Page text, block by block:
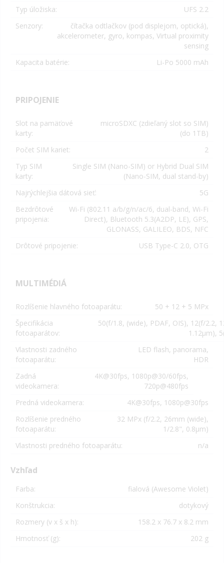
Typ úložiska:
UFS 2.2
Senzory:
čítačka odtlačkov (pod displejom, optická),
akcelerometer, gyro, kompas, Virtual proximity
sensing
Kapacita batérie:
Li-Po 5000 mAh
PRIPOJENIE
Slot na pamäťové
karty:
microSDXC (zdieľaný slot so SIM)
(do 1TB)
Počet SIM kariet:
2
Typ SIM
karty:
Single SIM (Nano-SIM) or Hybrid Dual SIM
(Nano-SIM, dual stand-by)
Najrýchlejšia dátová sieť:
5G
Bezdrôtové
pripojenia:
Wi-Fi (802.11 a/b/g/n/ac/6, dual-band, Wi-Fi
Direct), Bluetooth 5.3(A2DP, LE), GPS,
GLONASS, GALILEO, BDS, NFC
Drôtové pripojenie:
USB Type-C 2.0, OTG
MULTIMÉDIÁ
Rozlíšenie hlavného fotoaparátu:
50 + 12 + 5 MPx
Špecifikácia
fotoaparátov:
50(f/1.8, (wide), PDAF, OIS), 12(f/2.2,
1.12µm),
Vlastnosti zadného
fotoaparátu:
LED flash, panorama,
HDR
Zadná
videokamera:
4K@30fps, 1080p@30/60fps,
720p@480fps
Predná videokamera:
4K@30fps, 1080p@30fps
Rozlíšenie predného
fotoaparátu:
32 MPx (f/2.2, 26mm (wide),
1/2.8", 0.8µm)
Vlastnosti predného fotoaparátu:
n/a
Vzhľad
Farba:
fialová (Awesome Violet)
Konštrukcia:
dotykový
Rozmery (v x š x h):
158.2 x 76.7 x 8.2 mm
Hmotnosť (g):
202 g